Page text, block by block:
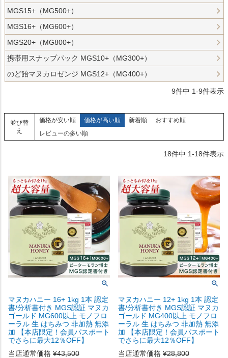
MGS15+（MG500+）
MGS16+（MG600+）
MGS20+（MG800+）
携帯用スナップパック MGS10+（MG300+）
のど飴マヌカロゼンジ MGS12+（MG400+）
9件中 1-9件表示
並び替
え
価格が安い順 価格が高い順 新着順
おすすめ順
レビューの多い順
18件中 1-18件表示
マヌカハニー 16+ 1kg 1本 認定
書/分析書付き MGS認証 マヌカ
ゴールド MG600以上 モノフロ
ーラル 生 はちみつ 非加熱 無添
加 【本店限定！会員パスポート
でさらに最大12％OFF】
当店通常価格 ¥43,500
マヌカハニー 12+ 1kg 1本 認定
書/分析書付き MGS認証 マヌカ
ゴールド MG400以上 モノフロ
ーラル 生 はちみつ 非加熱 無添
加 【本店限定！会員パスポート
でさらに最大12％OFF】
当店通常価格 ¥28,800